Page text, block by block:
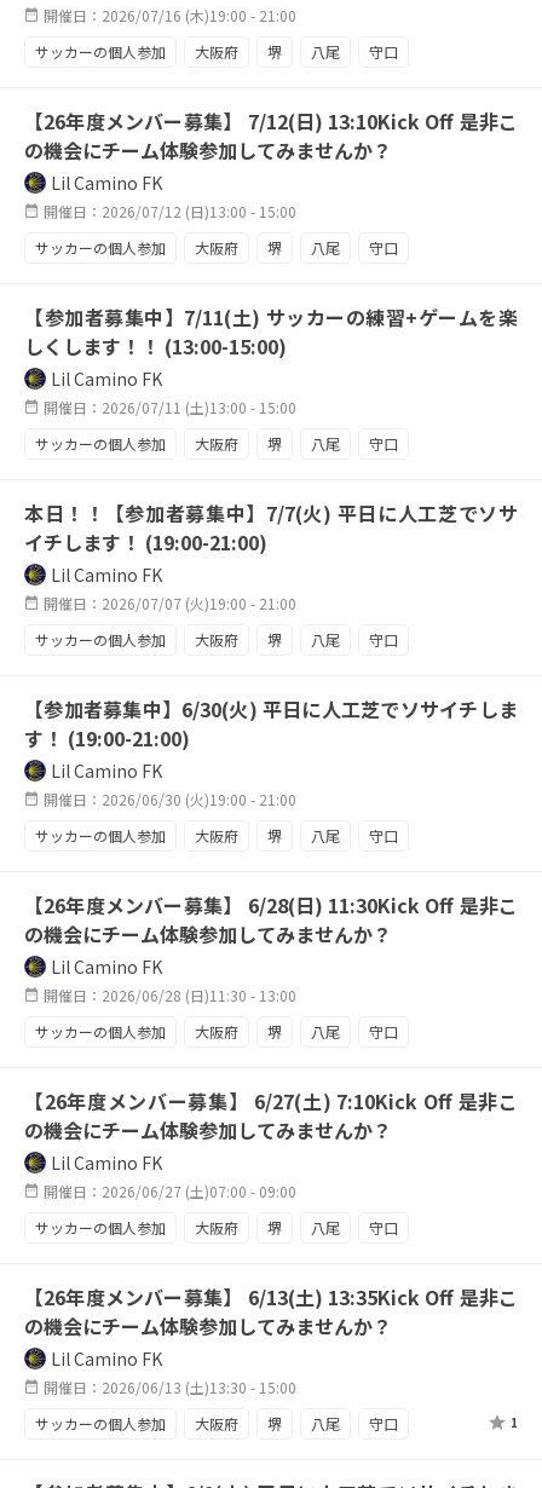
開催日：2026/07/16 (木)19:00 - 21:00
サッカーの個人参加 大阪府 堺 八尾
守口
平日からハードに
メンバー募集中
週四活動
ソサイチ
平日練習
スタジアム
鶴見緑地
【26年度メンバー募集】 7/12(日) 13:10Kick Off 是非こ
の機会にチーム体験参加してみませんか？
Lil Camino FK
開催日：2026/07/12 (日)13:00 - 15:00
サッカーの個人参加 大阪府 堺 八尾
守口
【参加者募集中】7/11(土) サッカーの練習+ゲームを楽
しくします！！ (13:00-15:00)
Lil Camino FK
開催日：2026/07/11 (土)13:00 - 15:00
サッカーの個人参加 大阪府 堺 八尾
守口
部活のような
練習 サッカー好き大集合
本日！！【参加者募集中】7/7(火) 平日に人工芝でソサ
イチします！ (19:00-21:00)
Lil Camino FK
開催日：2026/07/07 (火)19:00 - 21:00
サッカーの個人参加 大阪府 堺 八尾
守口
平日からハードに
メンバー募集中
週四活動
ソサイチ
鶴見緑地
【参加者募集中】6/30(火) 平日に人工芝でソサイチしま
す！ (19:00-21:00)
Lil Camino FK
開催日：2026/06/30 (火)19:00 - 21:00
サッカーの個人参加 大阪府 堺 八尾
守口
平日からハードに
メンバー募集中
週四活動
ソサイチ
平日練習
スタジアム
鶴見緑地
【26年度メンバー募集】 6/28(日) 11:30Kick Off 是非こ
の機会にチーム体験参加してみませんか？
Lil Camino FK
開催日：2026/06/28 (日)11:30 - 13:00
サッカーの個人参加 大阪府 堺 八尾
守口
FW大募集
良質な人工芝
【26年度メンバー募集】 6/27(土) 7:10Kick Off 是非こ
の機会にチーム体験参加してみませんか？
Lil Camino FK
開催日：2026/06/27 (土)07:00 - 09:00
サッカーの個人参加 大阪府 堺 八尾
守口
【26年度メンバー募集】 6/13(土) 13:35Kick Off 是非こ
の機会にチーム体験参加してみませんか？
Lil Camino FK
開催日：2026/06/13 (土)13:30 - 15:00
サッカーの個人参加 大阪府 堺 八尾
守口
1